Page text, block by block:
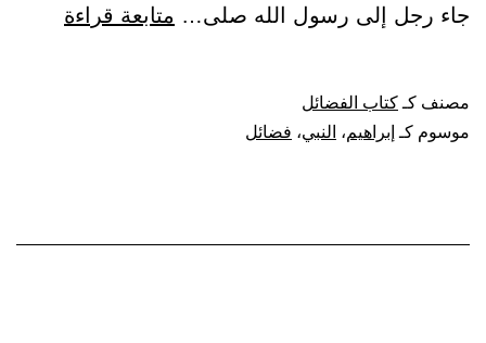
جاء رجل إلى رسول الله صلى… متابعة قراءة
مصنف كـكتاب الفضائل
موسوم كـ إبراهيم، النبي، فضائل